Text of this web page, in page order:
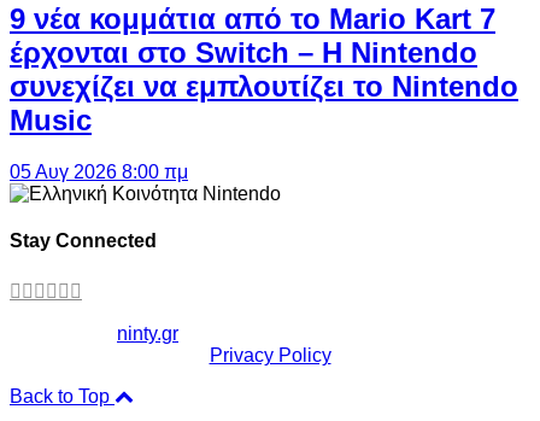
9 νέα κομμάτια από το Mario Kart 7
έρχονται στο Switch – Η Nintendo
συνεχίζει να εμπλουτίζει το Nintendo
Music
05 Αυγ 2026 8:00 πμ
Stay Connected
ninty.gr
Privacy Policy
Back to Top